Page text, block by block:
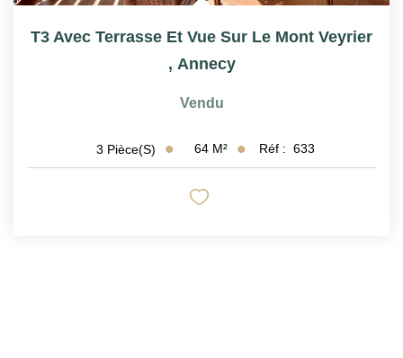
T3 Avec Terrasse Et Vue Sur Le Mont Veyrier
, Annecy
Vendu
3 Pièce(s) 64 M² Réf : 633